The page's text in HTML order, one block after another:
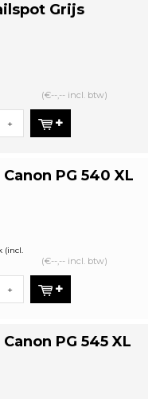
Grijs
(€--,-- incl. btw)
+
PG 540 XL
(incl.
(€--,-- incl. btw)
+
PG 545 XL